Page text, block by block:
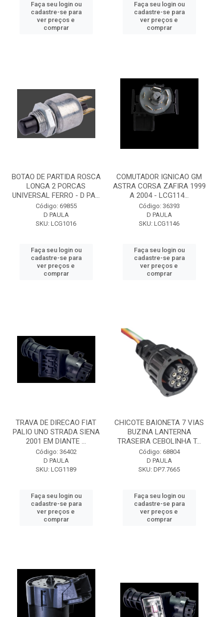
Faça seu login ou
cadastre-se para
ver preços e
comprar
Faça seu login ou
cadastre-se para
ver preços e
comprar
BOTAO DE PARTIDA ROSCA
LONGA 2 PORCAS
UNIVERSAL FERRO - D PA...
Código: 69855
D PAULA
SKU: LCG1016
Faça seu login ou
cadastre-se para
ver preços e
comprar
COMUTADOR IGNICAO GM
ASTRA CORSA ZAFIRA 1999
A 2004 - LCG114...
Código: 36393
D PAULA
SKU: LCG1146
Faça seu login ou
cadastre-se para
ver preços e
comprar
TRAVA DE DIRECAO FIAT
PALIO UNO STRADA SIENA
2001 EM DIANTE ...
Código: 36402
D PAULA
SKU: LCG1189
Faça seu login ou
cadastre-se para
ver preços e
comprar
CHICOTE BAIONETA 7 VIAS
BUZINA LANTERNA
TRASEIRA CEBOLINHA T...
Código: 68804
D PAULA
SKU: DP7.7665
Faça seu login ou
cadastre-se para
ver preços e
comprar